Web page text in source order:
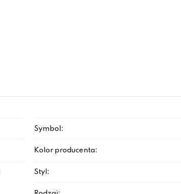
Symbol:
Kolor producenta:
Styl: